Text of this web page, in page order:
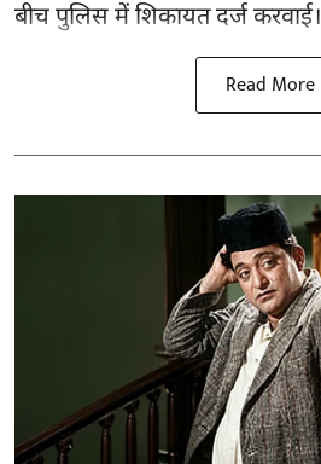
बीच पुलिस में शिकायत दर्ज करवाई।
Read More